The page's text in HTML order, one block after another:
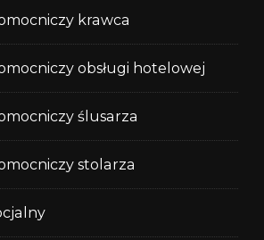
krawca
obsługi hotelowej
ślusarza
stolarza